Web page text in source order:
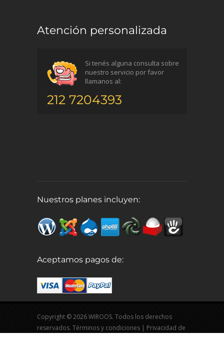
Atención personalizada
Si tenés alguna consulta sobre
nuestro servicio por favor
llamanos al:
212 7204393
Nuestros planes incluyen:
Aceptamos pagos de:
Copyright © 2026 WIROOS. Todos los derechos
reservados. Términos y condiciones | Privacidad de